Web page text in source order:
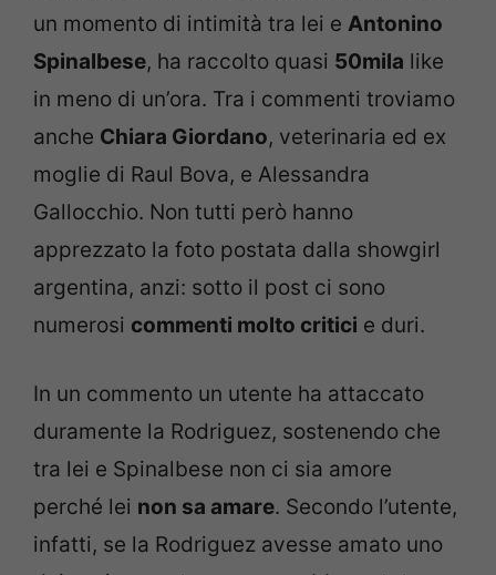
un momento di intimità tra lei e Antonino
Spinalbese, ha raccolto quasi 50mila like
in meno di un’ora. Tra i commenti troviamo
anche Chiara Giordano, veterinaria ed ex
moglie di Raul Bova, e Alessandra
Gallocchio. Non tutti però hanno
apprezzato la foto postata dalla showgirl
argentina, anzi: sotto il post ci sono
numerosi commenti molto critici e duri.
In un commento un utente ha attaccato
duramente la Rodriguez, sostenendo che
tra lei e Spinalbese non ci sia amore
perché lei non sa amare. Secondo l’utente,
infatti, se la Rodriguez avesse amato uno